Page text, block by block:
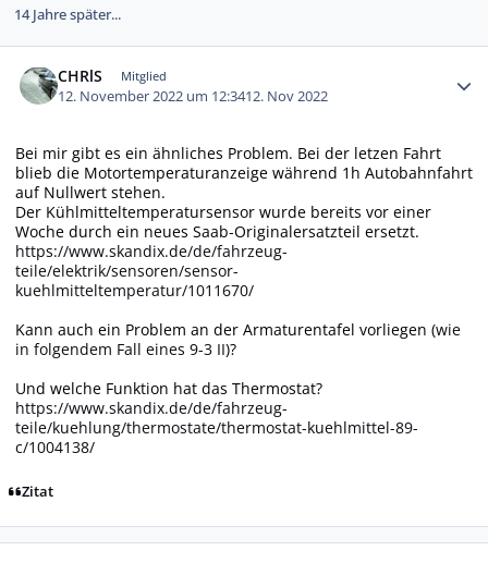
14 Jahre später...
CHRlS Mitglied
12. November 2022 um 12:3412. Nov 2022
Bei mir gibt es ein ähnliches Problem. Bei der letzen Fahrt
blieb die Motortemperaturanzeige während 1h Autobahnfahrt
auf Nullwert stehen.
Der Kühlmitteltemperatursensor wurde bereits vor einer
Woche durch ein neues Saab-Originalersatzteil ersetzt.
https://www.skandix.de/de/fahrzeug-
teile/elektrik/sensoren/sensor-
kuehlmitteltemperatur/1011670/
Kann auch ein Problem an der Armaturentafel vorliegen (wie
in folgendem Fall eines 9-3 II)?
Und welche Funktion hat das Thermostat?
https://www.skandix.de/de/fahrzeug-
teile/kuehlung/thermostate/thermostat-kuehlmittel-89-
c/1004138/
Zitat